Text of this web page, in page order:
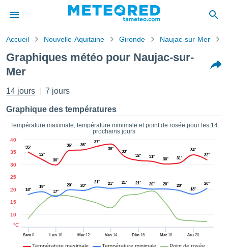
de
a
des
en
les
les
Accueil Nouvelle-Aquitaine Gironde Naujac-sur-Mer
Graphiques météo pour Naujac-sur-
Mer
14 jours 7 jours
Graphique des températures
Température maximale, température minimale et point de rosée pour les 14
prochains jours
Sam8 Lun 10 Mer12 Ven14 Dim 16 Mar18 Jeu 20
10
15
20
25
30
35
40
°C
35°
32°
30°
36° 36°
37°
38°
33°
32°
31°
30° 31°
34°
32°
18°
19°
17°
20° 20°
21° 21° 21° 21° 20° 20° 20°
18°
20°